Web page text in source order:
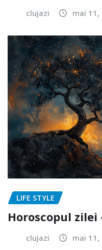
clujazi mai 11,
LIFE STYLE
Horoscopul zilei
clujazi mai 11,